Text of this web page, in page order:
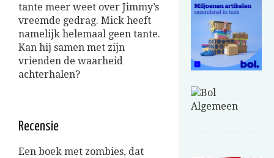
tante meer weet over Jimmy’s
vreemde gedrag. Mick heeft
namelijk helemaal geen tante.
Kan hij samen met zijn
vrienden de waarheid
achterhalen?
Recensie
Een boek met zombies, dat